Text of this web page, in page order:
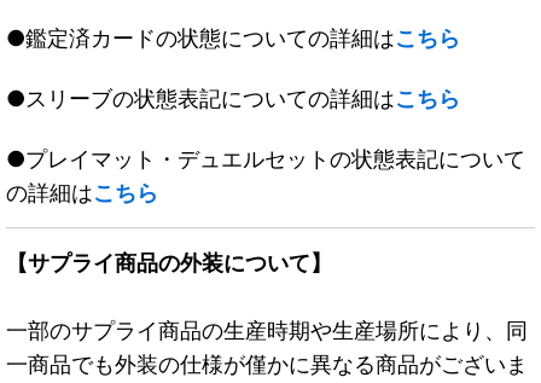
●鑑定済カードの状態についての詳細はこちら
●スリーブの状態表記についての詳細はこちら
●プレイマット・デュエルセットの状態表記について
の詳細はこちら
【サプライ商品の外装について】
一部のサプライ商品の生産時期や生産場所により、同
一商品でも外装の仕様が僅かに異なる商品がございま